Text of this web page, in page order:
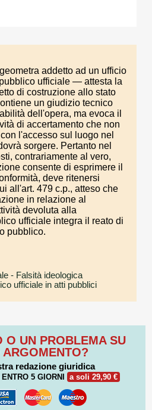
addetto ad un ufficio
ufficiale — attesta la
di costruzione allo stato
un giudizio tecnico
dell'opera, ma evoca il
di accertamento che non
l'accesso sul luogo nel
sorgere. Pertanto nel
contrariamente al vero,
consente di esprimere il
deve ritenersi
all'art. 479 c.p., atteso che
in relazione al
devoluta alla
ufficiale integra il reato di
pubblico.
- Falsità ideologica
ufficiale in atti pubblici
O UN PROBLEMA SU
ARGOMENTO?
redazione giuridica
ENTRO 5 GIORNI a soli 29,90 €